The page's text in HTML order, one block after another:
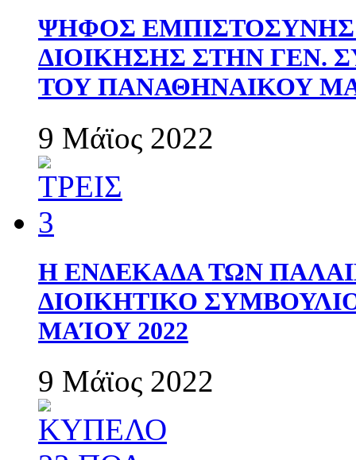
ΨΗΦΟΣ
ΔΙΟΙΚΗΣΗΣ ΣΤΗΝ ΓΕΝ.
ΤΟΥ ΠΑΝΑΘΗΝΑΙΚΟΥ
9 Μάϊος 2022
Η ΕΝΔΕΚΑΔΑ ΤΩΝ
ΔΙΟΙΚΗΤΙΚΟ
ΜΑΊΟΥ 2022
9 Μάϊος 2022